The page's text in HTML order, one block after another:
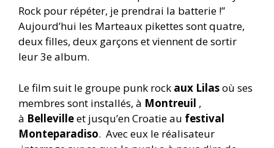
Rock pour répéter, je prendrai la batterie !”
Aujourd’hui les Marteaux pikettes sont quatre,
deux filles, deux garçons et viennent de sortir
leur 3e album.
Le film suit le groupe punk rock aux Lilasoù ses
membres sont installés, à Montreuil ,
à Bellevilleet jusqu’en Croatie au festival
Monteparadiso. Avec eux le réalisateur